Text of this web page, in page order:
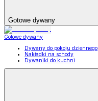
Gotowe dywany
Gotowe dywany
Dywany do pokoju dziennego
Nakładki na schody
Dywaniki do kuchni